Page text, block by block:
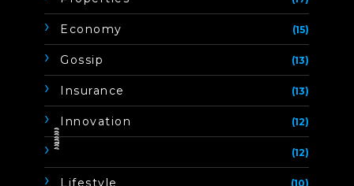
Economy (15)
Gossip (13)
Insurance (13)
Innovation (12)
(12)
Lifestyle (10)